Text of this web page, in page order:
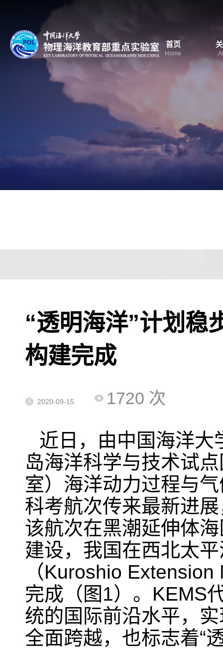
首页
Home
“透明海洋”计划稳
构建完成
2020-09-15 1720 次
近日，由中国海洋大
岛海洋科学与技术试
室）海洋动力过程与
科考航次传来最新进
该航次在黑潮延伸体
建设，我国在西北太
（Kuroshio Extension
完成（图 1）。 KEMS
统的国际前沿水平，
全面跨越，也标志着“